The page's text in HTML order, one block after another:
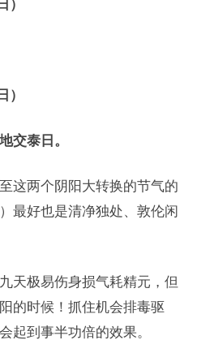
）
）
交泰日。
这两个阴阳大转换的节气的
最好也是清净独处、敦伦闲
天极易伤身损气耗精元，但
的时候！抓住机会排毒驱
起到事半功倍的效果。